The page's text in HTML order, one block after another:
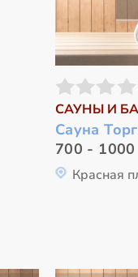
САУНЫ И
Сауна
700 - 1000
Красная